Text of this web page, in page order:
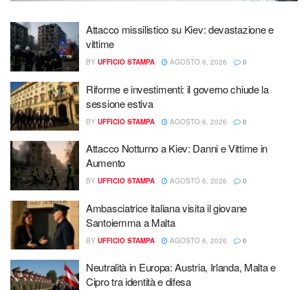
Attacco missilistico su Kiev: devastazione e
vittime
BY UFFICIO STAMPA AGOSTO 6, 2026 0
Riforme e investimenti: il governo chiude la
sessione estiva
BY UFFICIO STAMPA AGOSTO 6, 2026 0
Attacco Notturno a Kiev: Danni e Vittime in
Aumento
BY UFFICIO STAMPA AGOSTO 6, 2026 0
Ambasciatrice italiana visita il giovane
Santoiemma a Malta
BY UFFICIO STAMPA AGOSTO 6, 2026 0
Neutralità in Europa: Austria, Irlanda, Malta e
Cipro tra identità e difesa